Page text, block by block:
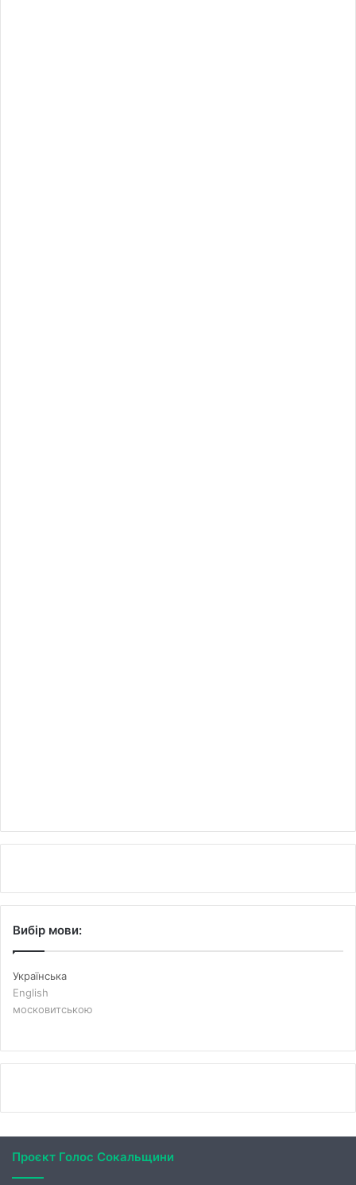
Вибір мови:
Українська
English
московитською
Проєкт Голос Сокальщини